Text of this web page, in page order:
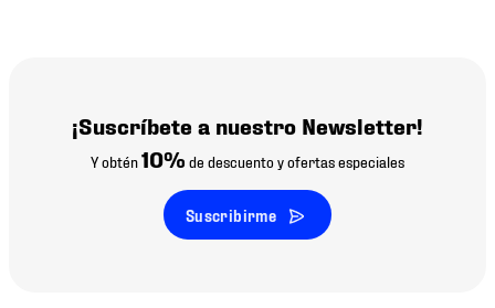
¡Suscríbete a nuestro Newsletter!
Y obtén10% de descuento y ofertas especiales
Suscribirme